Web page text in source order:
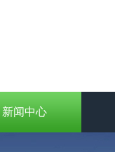
新闻中心